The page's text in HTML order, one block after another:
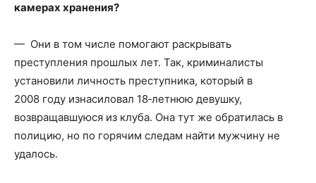
камерах хранения?
— Они в том числе помогают раскрывать
преступления прошлых лет. Так, криминалисты
установили личность преступника, который в
2008 году изнасиловал 18‑летнюю девушку,
возвращавшуюся из клуба. Она тут же обратилась в
полицию, но по горячим следам найти мужчину не
удалось.